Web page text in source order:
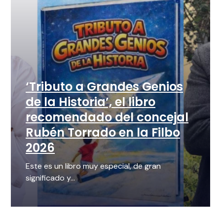
‘Tributo a Grandes Genios
de la Historia’, el libro
recomendado del concejal
Rubén Torrado en la Filbo
2026
Este es un libro muy especial, de gran
significado y...